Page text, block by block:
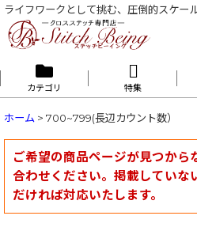
ライフワークとして挑む、圧倒的スケー
カテゴリ 特集
ホーム > 700~799(長辺カウント数）
ご希望の商品ページが見つから
合わせください。掲載していな
だければ対応いたします。